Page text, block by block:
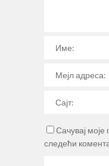
Сачувај моје
следећи